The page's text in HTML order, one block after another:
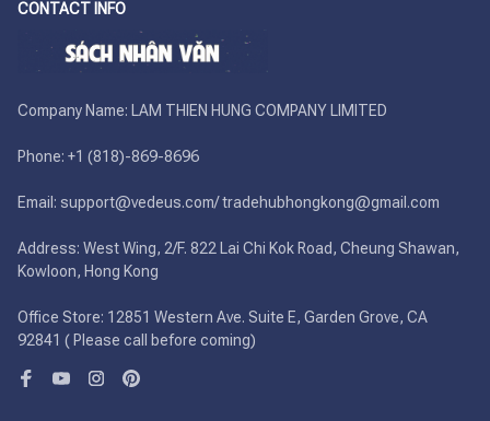
CONTACT INFO
Company Name: LAM THIEN HUNG COMPANY LIMITED
Phone: +1 (818)-869-8696
Email: support@vedeus.com/ tradehubhongkong@gmail.com
Address: West Wing, 2/F. 822 Lai Chi Kok Road, Cheung Shawan,
Kowloon, Hong Kong
Office Store: 12851 Western Ave. Suite E, Garden Grove, CA
92841 ( Please call before coming)